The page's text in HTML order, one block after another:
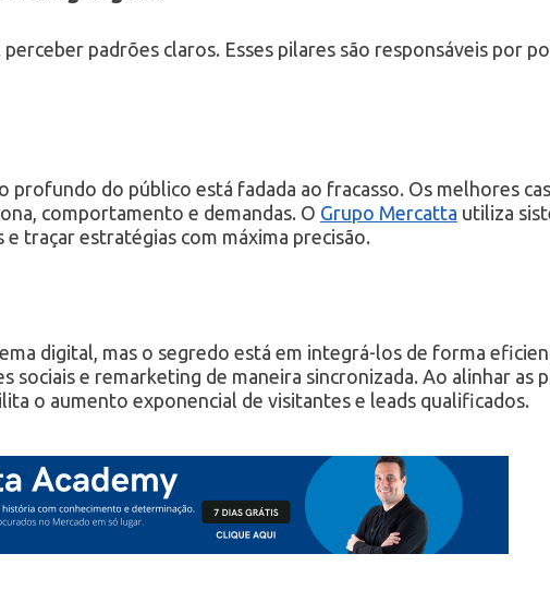
padrões claros. Esses pilares são responsáveis por
do público está fadada ao fracasso. Os melhores
comportamento e demandas. O Grupo Mercatta utiliza
traçar estratégias com máxima precisão.
digital, mas o segredo está em integrá-los de forma
sociais e remarketing de maneira sincronizada. Ao alinhar as
o aumento exponencial de visitantes e leads qualificados.